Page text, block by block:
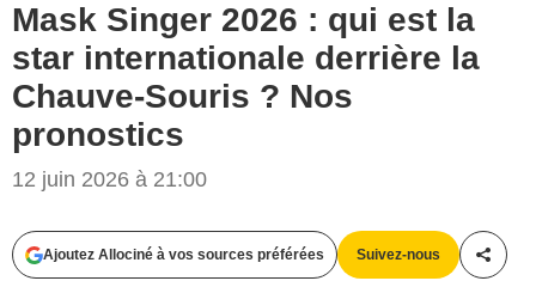
Mask Singer 2026 : qui est la
star internationale derrière la
Chauve-Souris ? Nos
pronostics
12 juin 2026 à 21:00
Ajoutez Allociné à vos sources préférées Suivez-nous